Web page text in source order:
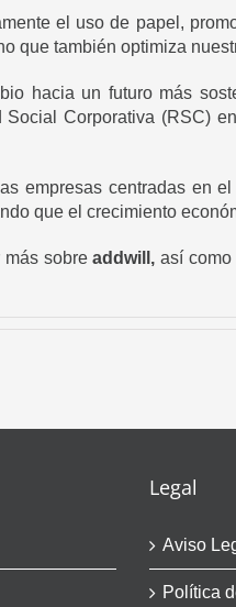
el uso de papel,
que también optimiza
hacia un futuro más
Corporativa (RSC)
empresas centradas en
que el crecimiento
más sobreaddwill,así como
Legal
Aviso
Política